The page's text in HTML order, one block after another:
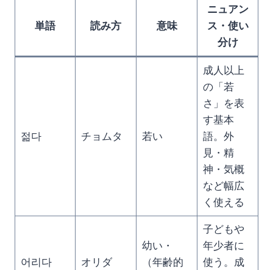
単語 読み方 意味
ニュアン
ス・使い
分け
젊다 チョムタ 若い
成人以上
の「若
さ」を表
す基本
語。外
見・精
神・気概
など幅広
く使える
어리다 オリダ
幼い・
（年齢的
子どもや
年少者に
使う。成